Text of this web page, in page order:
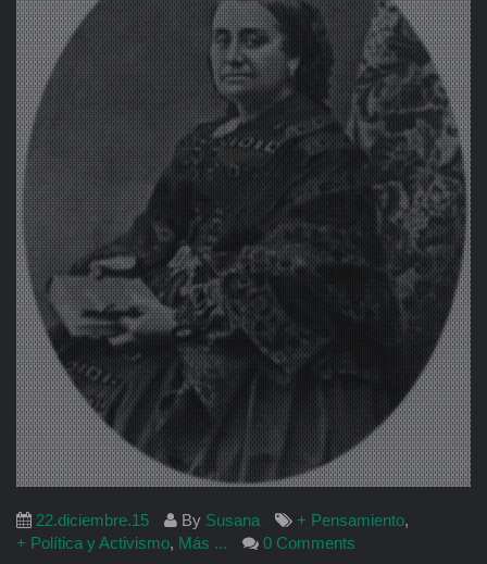
22.diciembre.15 By Susana + Pensamiento,
+ Política y Activismo, Más ... 0 Comments